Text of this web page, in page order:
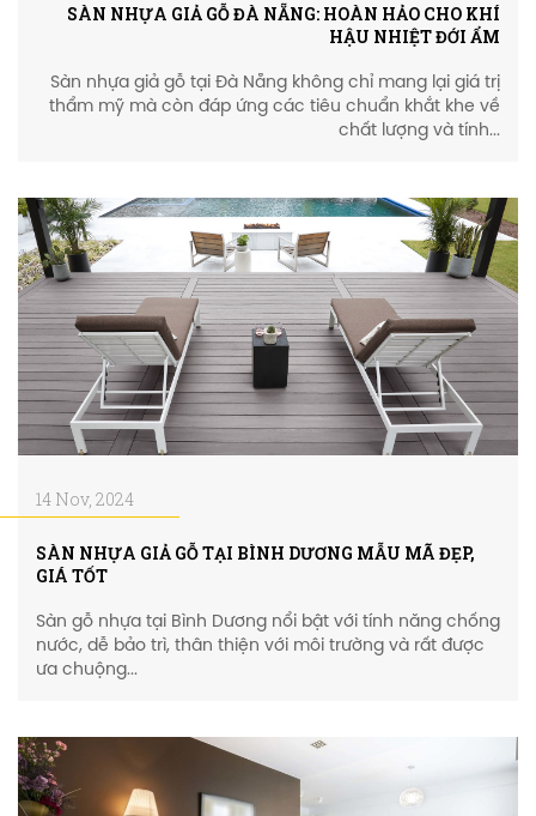
SÀN NHỰA GIẢ GỖ ĐÀ NẴNG: HOÀN HẢO CHO KHÍ
HẬU NHIỆT ĐỚI ẨM
Sàn nhựa giả gỗ tại Đà Nẵng không chỉ mang lại giá trị
thẩm mỹ mà còn đáp ứng các tiêu chuẩn khắt khe về
chất lượng và tính...
14 Nov, 2024
SÀN NHỰA GIẢ GỖ TẠI BÌNH DƯƠNG MẪU MÃ ĐẸP,
GIÁ TỐT
Sàn gỗ nhựa tại Bình Dương nổi bật với tính năng chống
nước, dễ bảo trì, thân thiện với môi trường và rất được
ưa chuộng...